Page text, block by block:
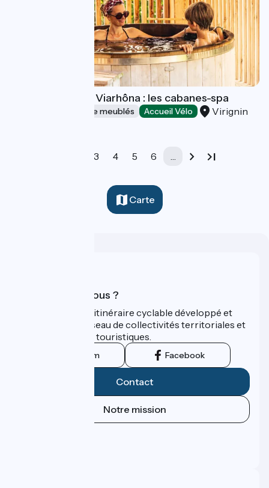
Les Lodges de la Viarhôna : les cabanes-spa
Gîtes et locations de meublés Accueil Vélo Virignin
3 4 5 6 …
Carte
Qui sommes-nous ?
ViaRhôna est un itinéraire cyclable développé et
promu par un réseau de collectivités territoriales et
leurs institutions touristiques.
Instagram Facebook
Contact
Notre mission